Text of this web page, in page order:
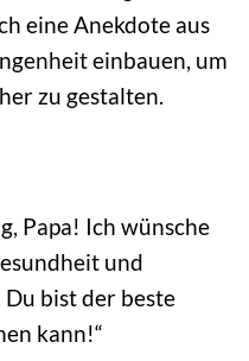
eine Anekdote aus
einbauen, um
zu gestalten.
Papa! Ich wünsche
und
bist der beste
kann!“